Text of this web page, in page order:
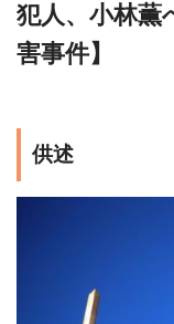
犯人、小林薫
害事件】
供述